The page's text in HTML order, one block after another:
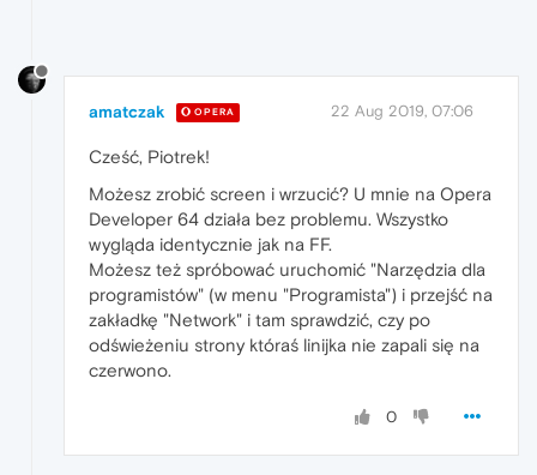
amatczak OPERA 22 Aug 2019, 07:06
Cześć, Piotrek!
Możesz zrobić screen i wrzucić? U mnie na Opera
Developer 64 działa bez problemu. Wszystko
wygląda identycznie jak na FF.
Możesz też spróbować uruchomić "Narzędzia dla
programistów" (w menu "Programista") i przejść na
zakładkę "Network" i tam sprawdzić, czy po
odświeżeniu strony któraś linijka nie zapali się na
czerwono.
0